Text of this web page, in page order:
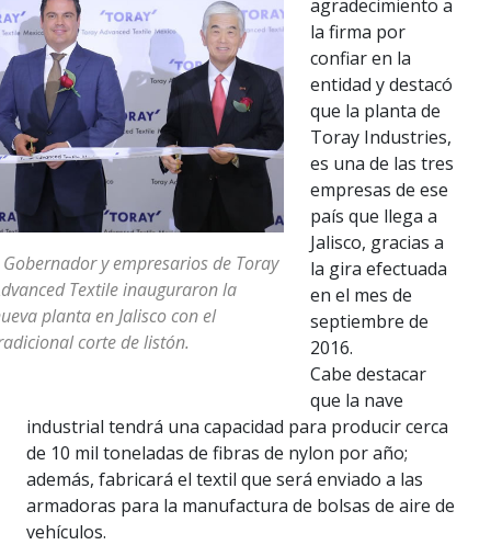
Gobernador y empresarios de Toray
Textile inauguraron la
planta en Jalisco con el
corte de listón.
agradecimiento a
la firma por
confiar en la
entidad y destacó
que la planta de
Toray Industries,
es una de las tres
empresas de ese
país que llega a
Jalisco, gracias a
la gira efectuada
en el mes de
septiembre de
2016.
Cabe destacar
que la nave
industrial tendrá una capacidad para producir cerca
de 10 mil toneladas de fibras de nylon por año;
además, fabricará el textil que será enviado a las
armadoras para la manufactura de bolsas de aire de
vehículos.